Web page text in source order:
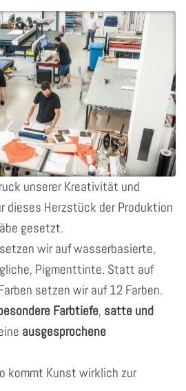
unserer Kreativität und
dieses Herzstück der Produktion
gesetzt.
wir auf wasserbasierte,
Pigmenttinte. Statt auf
setzen wir auf 12 Farben.
Farbtiefe, satte und
ausgesprochene
kommt Kunst wirklich zur